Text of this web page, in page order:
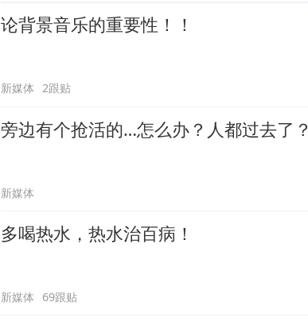
论背景音乐的重要性！！
新媒体 2跟贴
旁边有个抢活的…怎么办？人都过去了？
新媒体
多喝热水，热水治百病！
新媒体 69跟贴